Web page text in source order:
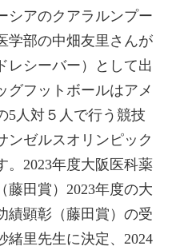
シアのクアラルンプー
学部の中畑友里さんが
レシーバー）として出
グフットボールはアメ
5人対５人で行う競技
ンゼルスオリンピック
。2023年度大阪医科薬
藤田賞）2023年度の大
績顕彰（藤田賞）の受
緒里先生に決定、2024